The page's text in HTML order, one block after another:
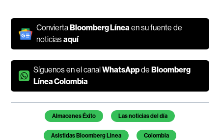
Convierta Bloomberg Líneaen su fuente de
noticiasaquí
Síguenos en el canalWhatsAppde Bloomberg
Línea Colombia
Temas de este artículo
Almacenes Éxito Las noticias del día
Asistidas Bloomberg Linea Colombia